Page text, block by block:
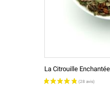
La Citrouille